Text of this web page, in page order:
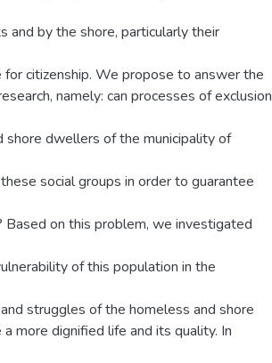
and by the shore, particularly their
citizenship. We propose to answer the
namely: can processes of exclusion
shore dwellers of the municipality of
social groups in order to guarantee
on this problem, we investigated
of this population in the
struggles of the homeless and shore
more dignified life and its quality. In